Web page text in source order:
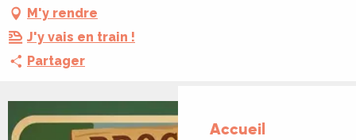
Accueil
M'y rendre
J'y vais en train !
Partager
+2 PHOTOS